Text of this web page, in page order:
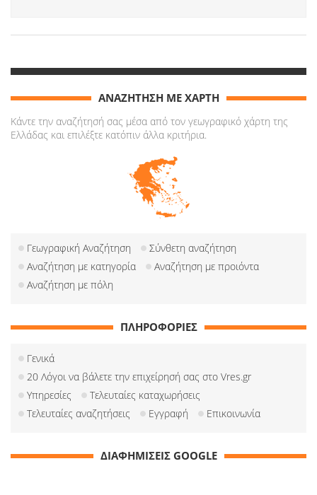
ΑΝΑΖΗΤΗΣΗ ΜΕ ΧΑΡΤΗ
Κάντε την αναζήτησή σας μέσα από τον γεωγραφικό χάρτη της
Ελλάδας και επιλέξτε κατόπιν άλλα κριτήρια.
Γεωγραφική Αναζήτηση
Σύνθετη αναζήτηση
Αναζήτηση με κατηγορία
Αναζήτηση με προιόντα
Αναζήτηση με πόλη
ΠΛΗΡΟΦΟΡΙΕΣ
Γενικά
20 Λόγοι να βάλετε την επιχείρησή σας στο Vres.gr
Υπηρεσίες
Τελευταίες καταχωρήσεις
Τελευταίες αναζητήσεις
Εγγραφή Επικοινωνία
ΔΙΑΦΗΜΙΣΕΙΣ GOOGLE